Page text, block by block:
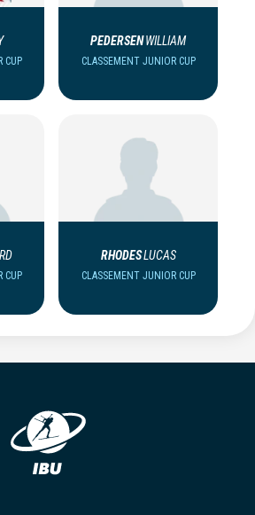
CUP
PEDERSENWILLIAM
CLASSEMENT JUNIOR CUP
CUP
RHODESLUCAS
CLASSEMENT JUNIOR CUP